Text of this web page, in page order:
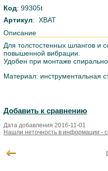
Код: 99305t
Артикул: ХВАТ
Описание
Для толстостенных шлангов и
повышенной вибрации.
Удобен при монтаже
Материал: инструментальная
Добавить к сравнению
Дата добавления 2016-11-01
Нашли неточность в информации -